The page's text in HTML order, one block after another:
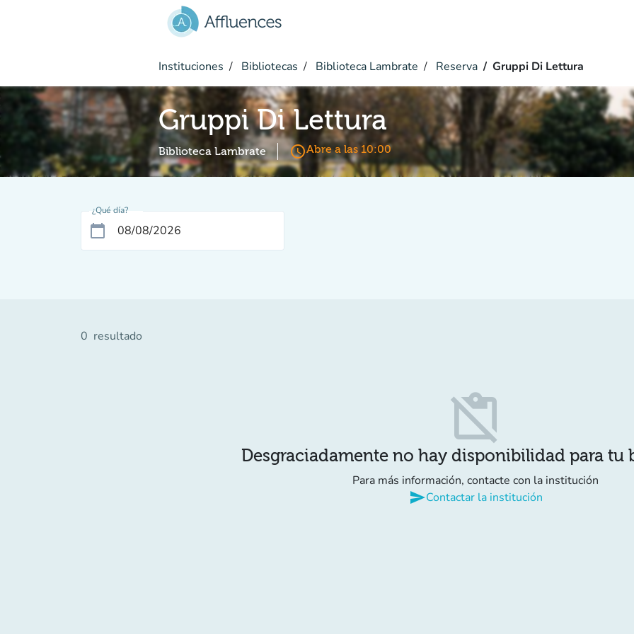
Instituciones Bibliotecas Biblioteca Lambrate Reserva Gruppi Di Lettura
Gruppi Di Lettura
Biblioteca Lambrate access_timeAbre a las 10:00
¿Qué día?
calendar_today
0 resultado
content_paste_off
Desgraciadamente no hay disponibilidad para tu
Para más información, contacte con la institución
sendContactar la institución